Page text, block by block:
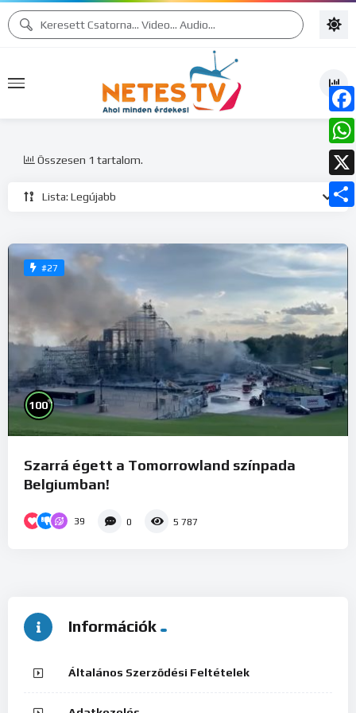
Lista: Legújabb
Összesen 1 tartalom.
#27
100%
Szarrá égett a Tomorrowland színpada
Belgiumban!
39 0 5 787
Információk
Általános Szerződési Feltételek
X
meg